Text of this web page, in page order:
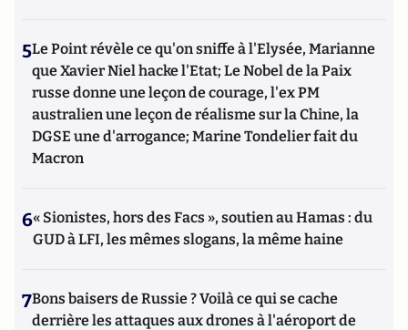
5Le Point révèle ce qu'on sniffe à l'Elysée, Marianne
que Xavier Niel hacke l'Etat; Le Nobel de la Paix
russe donne une leçon de courage, l'ex PM
australien une leçon de réalisme sur la Chine, la
DGSE une d'arrogance; Marine Tondelier fait du
Macron
6« Sionistes, hors des Facs », soutien au Hamas : du
GUD à LFI, les mêmes slogans, la même haine
7Bons baisers de Russie ? Voilà ce qui se cache
derrière les attaques aux drones à l'aéroport de